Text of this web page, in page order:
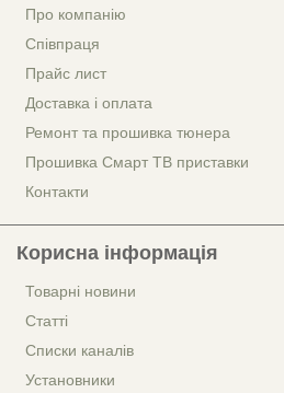
Про компанію
Співпраця
Прайс лист
Доставка і оплата
Ремонт та прошивка тюнера
Прошивка Смарт ТВ приставки
Контакти
Корисна інформація
Товарні новини
Статті
Списки каналів
Установники